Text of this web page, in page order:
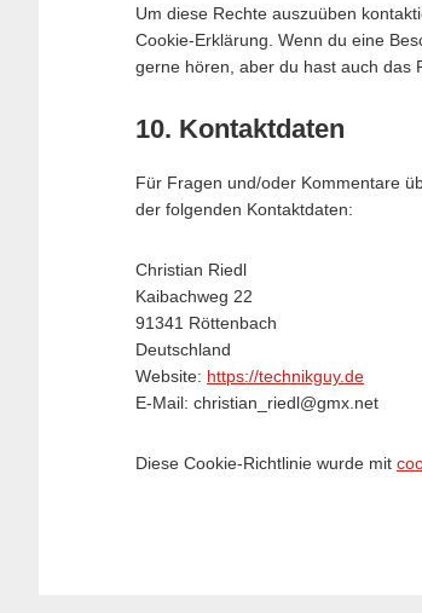
Um diese Rechte auszuüben
Cookie-Erklärung. Wenn du eine
gerne hören, aber du hast auch das
10. Kontaktdaten
Für Fragen und/oder Kommentare
der folgenden Kontaktdaten:
Christian Riedl
Kaibachweg 22
91341 Röttenbach
Deutschland
Website: https://technikguy.de
E-Mail: christian_riedl@gmx.net
Diese Cookie-Richtlinie wurde mit